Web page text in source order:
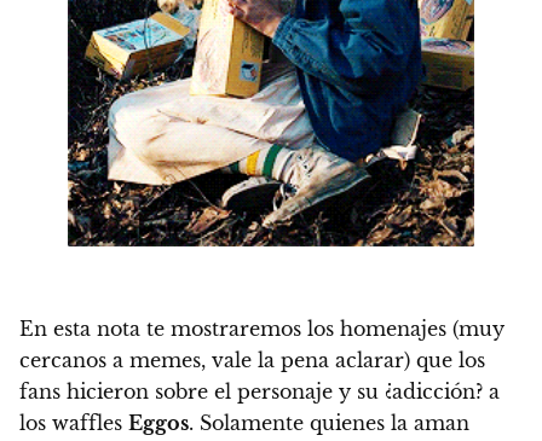
En esta nota te mostraremos los homenajes (muy
cercanos a memes, vale la pena aclarar) que los
fans hicieron sobre el personaje y su ¿adicción? a
los waffles Eggos. Solamente quienes la aman